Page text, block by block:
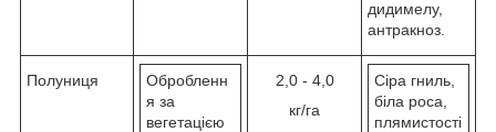
дидимелу,
антракноз.
Полуниця
Обробленн
я за
вегетацією
2,0 - 4,0
кг/га
Сіра гниль,
біла роса,
плямистості